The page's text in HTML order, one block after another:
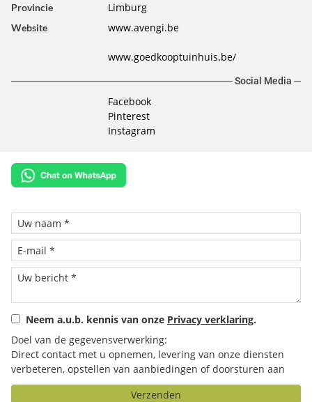
Provincie Limburg
Website www.avengi.be
www.goedkooptuinhuis.be/
Social Media
Facebook
Pinterest
Instagram
Neem a.u.b. kennis van onze Privacy verklaring.
Doel van de gegevensverwerking:
Direct contact met u opnemen, levering van onze diensten
verbeteren, opstellen van aanbiedingen of doorsturen aan
het door u geselecteerde bedrijf.
Verzenden